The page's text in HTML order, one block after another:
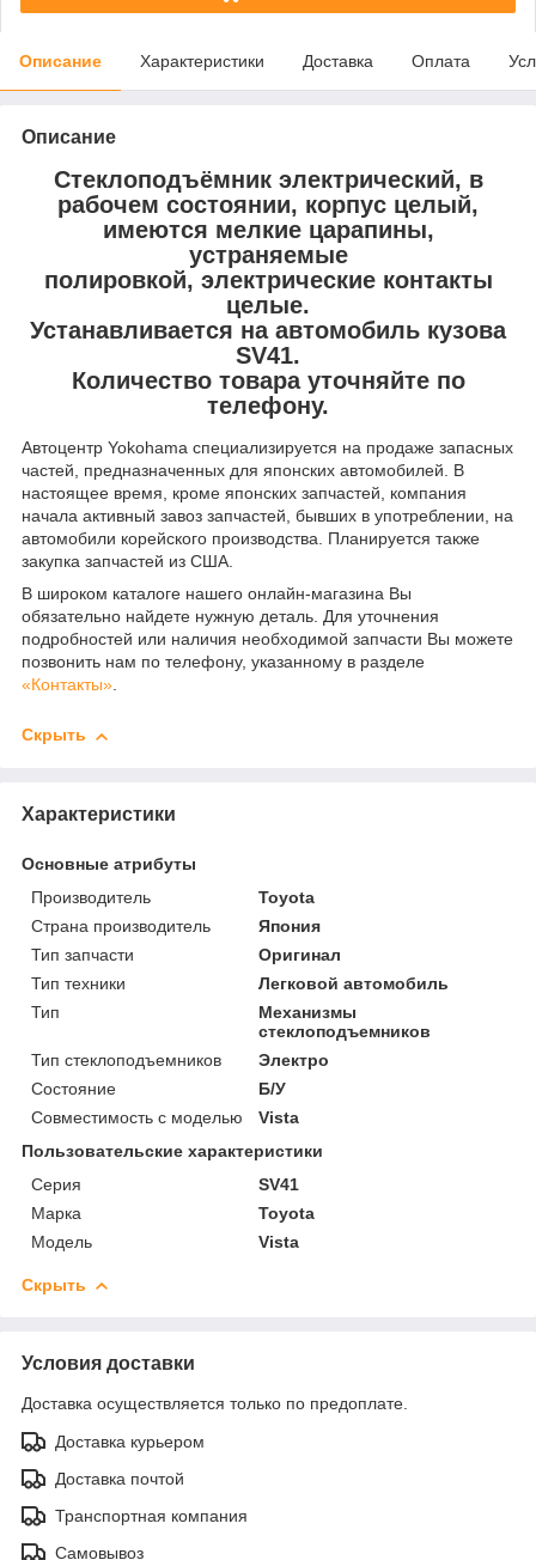
Описание Характеристики Доставка Оплата
Описание
Стеклоподъёмник электрический, в
рабочем состоянии, корпус целый,
имеются мелкие царапины,
устраняемые
полировкой, электрические контакты
целые.
Устанавливается на автомобиль кузова
SV41.
Количество товара уточняйте по
телефону.
Автоцентр Yokohama специализируется на продаже запасных
частей, предназначенных для японских автомобилей. В
настоящее время, кроме японских запчастей, компания
начала активный завоз запчастей, бывших в употреблении, на
автомобили корейского производства. Планируется также
закупка запчастей из США.
В широком каталоге нашего онлайн-магазина Вы
обязательно найдете нужную деталь. Для уточнения
подробностей или наличия необходимой запчасти Вы можете
позвонить нам по телефону, указанному в разделе
«Контакты».
Скрыть
Характеристики
Основные атрибуты
Производитель
Toyota
Страна производитель
Япония
Тип запчасти
Оригинал
Тип техники
Легковой автомобиль
Тип
Механизмы
стеклоподъемников
Тип стеклоподъемников
Электро
Состояние
Б/У
Совместимость с моделью
Vista
Пользовательские характеристики
Серия
SV41
Марка
Toyota
Модель
Vista
Скрыть
Условия доставки
Доставка осуществляется только по предоплате.
Доставка курьером
Доставка почтой
Транспортная компания
Самовывоз